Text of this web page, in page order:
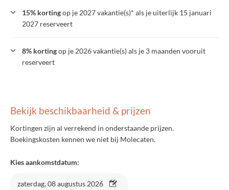
15% kortingop je 2027 vakantie(s)* als je uiterlijk 15 januari
2027 reserveert
8% kortingop je 2026 vakantie(s) als je 3 maanden vooruit
reserveert
Bekijk beschikbaarheid & prijzen
Kortingen zijn al verrekend in onderstaande prijzen.
Boekingskosten kennen we niet bij Molecaten.
Kies aankomstdatum:
zaterdag, 08 augustus 2026